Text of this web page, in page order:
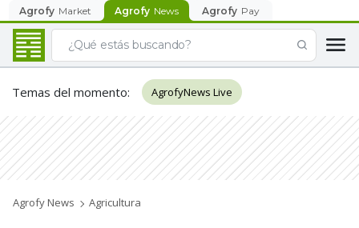
Agrofy Market Agrofy News Agrofy Pay
Temas del momento: AgrofyNews Live
Agrofy News Agricultura